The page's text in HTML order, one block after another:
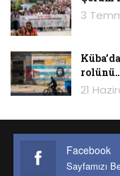
3
21
Facebook
Sayfamızı